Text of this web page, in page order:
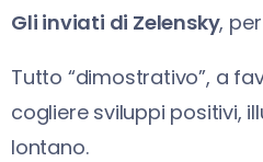
Gli inviati di Zelensky,
Tutto “dimostrativo”, a
cogliere sviluppi positivi,
lontano.